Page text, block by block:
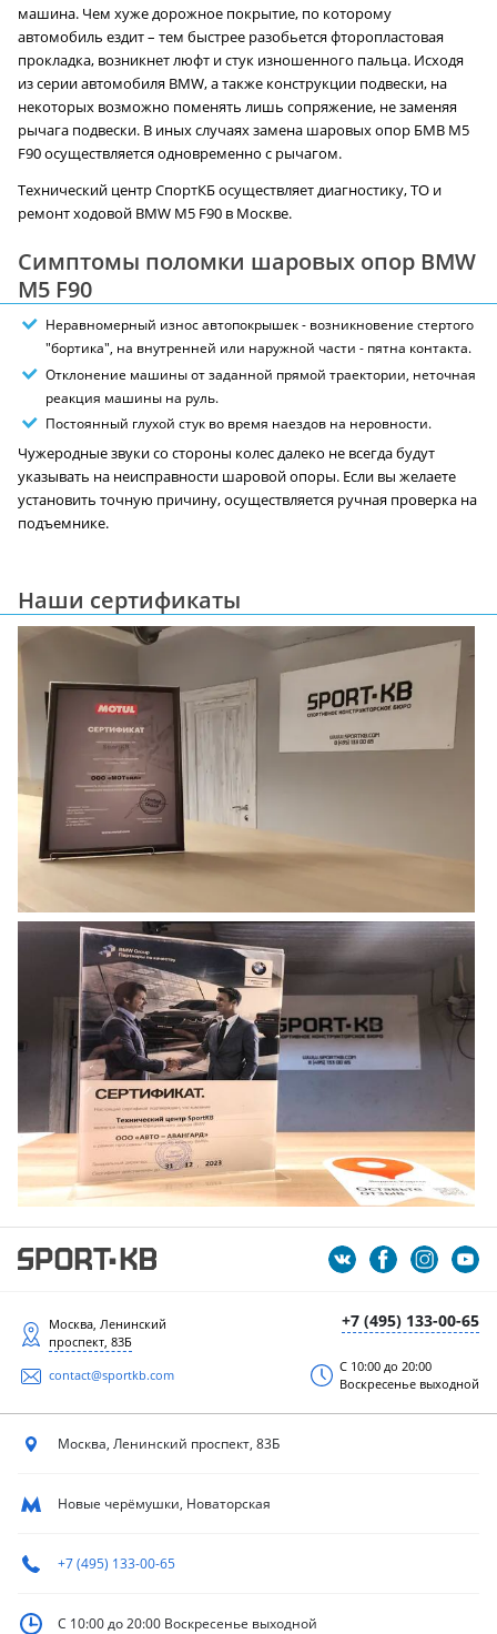
машина. Чем хуже дорожное покрытие, по которому
автомобиль ездит – тем быстрее разобьется фторопластовая
прокладка, возникнет люфт и стук изношенного пальца. Исходя
из серии автомобиля BMW, а также конструкции подвески, на
некоторых возможно поменять лишь сопряжение, не заменяя
рычага подвески. В иных случаях замена шаровых опор БМВ M5
F90 осуществляется одновременно с рычагом.
Технический центр СпортКБ осуществляет диагностику, ТО и
ремонт ходовой BMW M5 F90 в Москве.
Симптомы поломки шаровых опор BMW
M5 F90
Неравномерный износ автопокрышек - возникновение стертого
"бортика", на внутренней или наружной части - пятна контакта.
Отклонение машины от заданной прямой траектории, неточная
реакция машины на руль.
Постоянный глухой стук во время наездов на неровности.
Чужеродные звуки со стороны колес далеко не всегда будут
указывать на неисправности шаровой опоры. Если вы желаете
установить точную причину, осуществляется ручная проверка на
подъемнике.
Наши сертификаты
+7 (495) 133-00-65
Москва, Ленинский
проспект, 83Б
contact@sportkb.com
С 10:00 до 20:00
Воскресенье выходной
Москва, Ленинский проспект, 83Б
Новые черёмушки, Новаторская
+7 (495) 133-00-65
С 10:00 до 20:00 Воскресенье выходной